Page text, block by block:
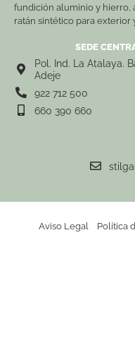
fundición aluminio y hierro,
ratán sintético para exterior
SEDE
Pol. Ind. La Atalaya.
Adeje
922 712 500
660 390 660
Aviso Legal Política